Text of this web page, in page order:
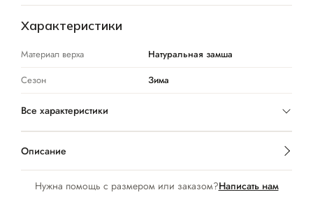
Нужна помощь с размером или заказом?Написать нам
Характеристики
Материал верха
Натуральная замша
Сезон
Зима
Все характеристики
Описание